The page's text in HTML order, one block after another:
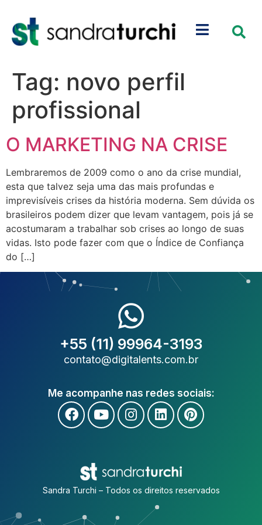
Tag: novo perfil
profissional
O MARKETING NA CRISE
Lembraremos de 2009 como o ano da crise mundial,
esta que talvez seja uma das mais profundas e
imprevisíveis crises da história moderna. Sem dúvida os
brasileiros podem dizer que levam vantagem, pois já se
acostumaram a trabalhar sob crises ao longo de suas
vidas. Isto pode fazer com que o Índice de Confiança
do […]
+55 (11) 99964-3193
contato@digitalents.com.br
Me acompanhe nas redes sociais:
Sandra Turchi – Todos os direitos reservados